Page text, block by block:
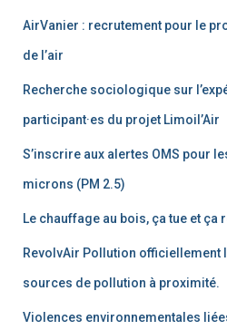
AirVanier : recrutement pour le
de l’air
Recherche sociologique sur
participant·es du projet Limoil’Air
S’inscrire aux alertes OMS pour
microns (PM 2.5)
Le chauffage au bois, ça tue et ça
RevolvAir Pollution officiellement
sources de pollution à proximité.
Violences environnementales